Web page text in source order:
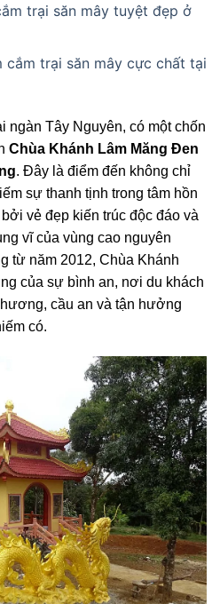
trại săn mây tuyệt đẹp ở
trại săn mây cực chất tại
ngàn Tây Nguyên, có một chốn
Chùa Khánh Lâm Măng Đen
. Đây là điểm đến không chỉ
sự thanh tịnh trong tâm hồn
vẻ đẹp kiến trúc độc đáo và
vĩ của vùng cao nguyên
từ năm 2012, Chùa Khánh
của sự bình an, nơi du khách
cầu an và tận hưởng
có.